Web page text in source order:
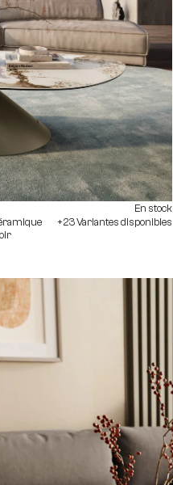
En stock
+23 Variantes disponibles